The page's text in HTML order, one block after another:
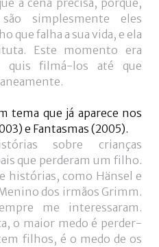
a cena precisa, porque,
simplesmente eles
que falha a sua vida, e ela
Este momento era
quis filmá-los até que
tema que já aparece nos
e Fantasmas (2005).
sobre crianças
que perderam um filho.
histórias, como Hänsel e
dos irmãos Grimm.
me interessaram.
o maior medo é perder-
filhos, é o medo de os